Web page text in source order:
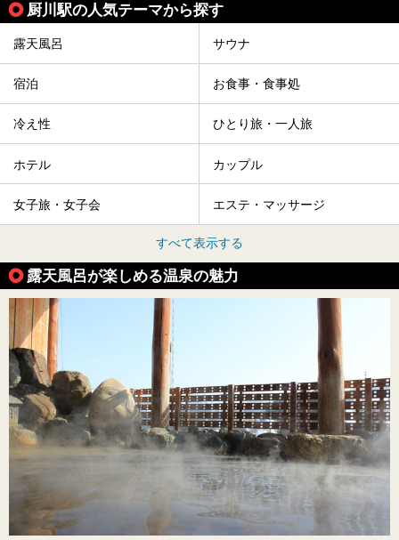
厨川駅の人気テーマから探す
露天風呂 サウナ
宿泊 お食事・食事処
冷え性 ひとり旅・一人旅
ホテル カップル
女子旅・女子会 エステ・マッサージ
すべて表示する
露天風呂が楽しめる温泉の魅力